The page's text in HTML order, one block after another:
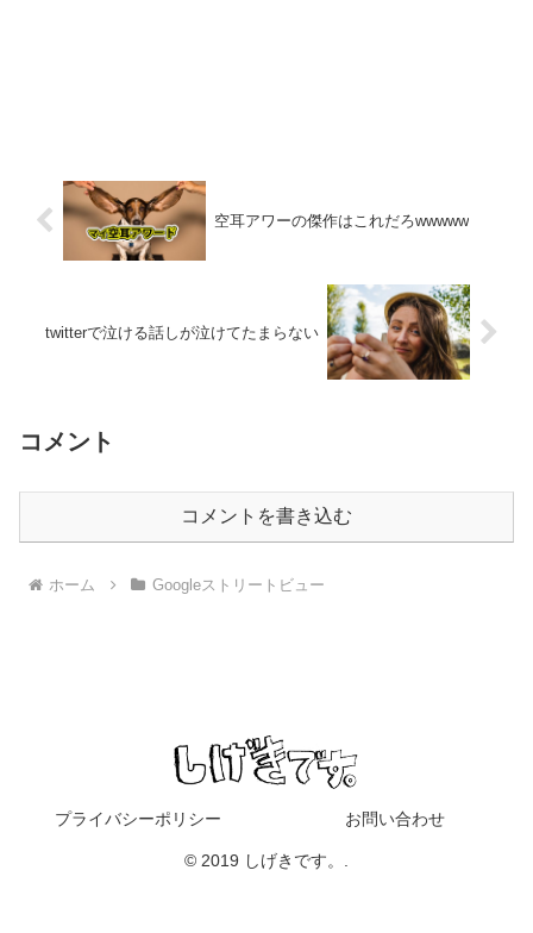
空耳アワーの傑作はこれだろwwwww
twitterで泣ける話しが泣けてたまらない
コメント
コメントを書き込む
ホーム Googleストリートビュー
プライバシーポリシー お問い合わせ
© 2019 しげきです。.